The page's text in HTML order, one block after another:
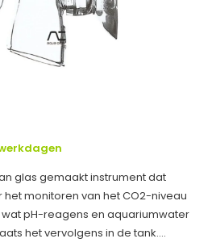
glas gemaakt instrument dat
monitoren van het CO2-niveau
pH-reagens en aquariumwater
het vervolgens in de tank....